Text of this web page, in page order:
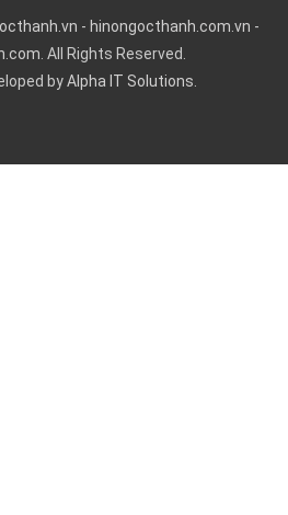
- hinongocthanh.com.vn -
. All Rights Reserved.
byAlpha IT Solutions.